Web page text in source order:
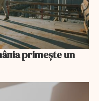
primește un